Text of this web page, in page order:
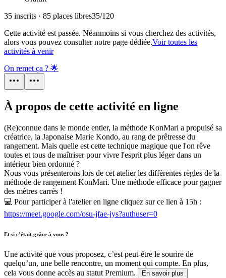
35 inscrits · 85 places libres35/120
Cette activité est passée. Néanmoins si vous cherchez des activités,
alors vous pouvez consulter notre page dédiée.Voir toutes les
activités à venir
On remet ça ? 🌟
À propos de cette activité en ligne
(Re)connue dans le monde entier, la méthode KonMari a propulsé sa
créatrice, la Japonaise Marie Kondo, au rang de prêtresse du
rangement. Mais quelle est cette technique magique que l'on rêve
toutes et tous de maîtriser pour vivre l'esprit plus léger dans un
intérieur bien ordonné ?
Nous vous présenterons lors de cet atelier les différentes règles de la
méthode de rangement KonMari. Une méthode efficace pour gagner
des mètres carrés !
💻 Pour participer à l'atelier en ligne cliquez sur ce lien à 15h :
https://meet.google.com/osu-jfae-jys?authuser=0
Et si c’était grâce à vous ?
Une activité que vous proposez, c’est peut-être le sourire de
quelqu’un, une belle rencontre, un moment qui compte. En plus,
cela vous donne accès au statut Premium.
En savoir plus